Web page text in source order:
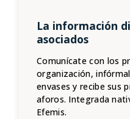
La información
asociados
Comunícate con los
organización,
envases y recibe sus
aforos. Integrada
Efemis.